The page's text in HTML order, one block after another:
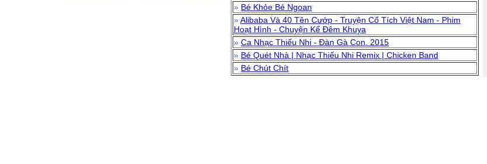
» Bé Khỏe Bé Ngoan
»Alibaba Và 40 Tên Cướp - Truyện Cổ Tích Việt Nam - Phim
Hoạt Hình - Chuyện Kể Đêm Khuya
» Ca Nhạc Thiếu Nhi - Đàn Gà Con. 2015
» Bé Quét Nhà | Nhạc Thiếu Nhi Remix | Chicken Band
» Bé Chút Chít